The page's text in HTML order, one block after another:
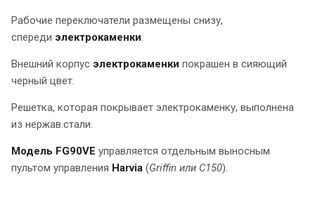
Рабочие переключатели размещены снизу,
спереди электрокаменки.
Внешний корпус электрокаменки покрашен в сияющий
черный цвет.
Решетка, которая покрывает электрокаменку, выполнена
из нержав.стали.
Модель FG90VE управляется отдельным выносным
пультом управления Harvia (Griffin или C150).